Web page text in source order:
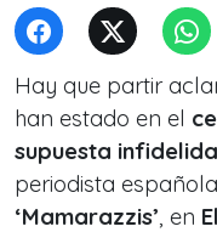
Hay que partir
han estado en el
supuesta
periodista española
‘Mamarazzis’, en